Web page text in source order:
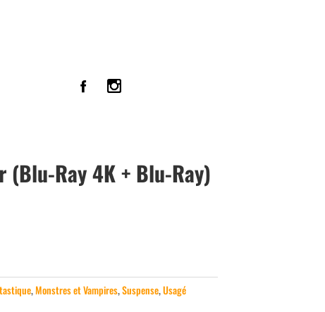
(Blu-Ray 4K + Blu-Ray)
,Monstres et Vampires,Suspense,Usagé